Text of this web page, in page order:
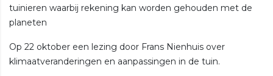
tuinieren waarbij rekening kan worden gehouden met de
planeten
Op 22 oktober een lezing door Frans Nienhuis over
klimaatveranderingen en aanpassingen in de tuin.